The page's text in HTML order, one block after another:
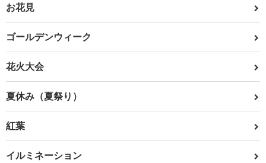
お花見
ゴールデンウィーク
花火大会
夏休み（夏祭り）
紅葉
イルミネーション